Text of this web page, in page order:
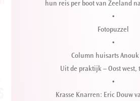
hun reis per boot van Zeeland
•
Fotopuzzel
•
Column huisarts Anouk
Uit de praktijk – Oost west,
•
Krasse Knarren: Eric Douw